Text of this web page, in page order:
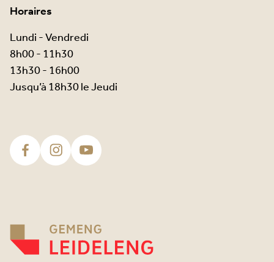
Horaires
Lundi - Vendredi
8h00 - 11h30
13h30 - 16h00
Jusqu’à 18h30 le Jeudi